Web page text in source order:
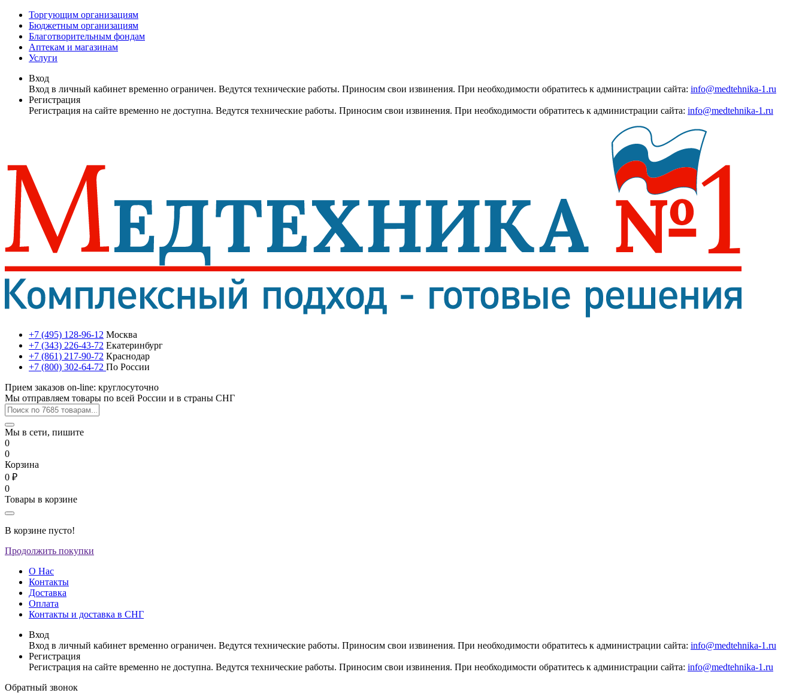
Торгующим организациям
Бюджетным организациям
Благотворительным фондам
Аптекам и магазинам
Услуги
Вход
Вход в личный кабинет временно ограничен. Ведутся технические работы. Приносим свои извинения. При необходимости обратитесь к администрации сайта: info@medtehnika-1.ru
Регистрация
Регистрация на сайте временно не доступна. Ведутся технические работы. Приносим свои извинения. При необходимости обратитесь к администрации сайта: info@medtehnika-1.ru
+7 (495) 128-96-12 Москва
+7 (343) 226-43-72 Екатеринбург
+7 (861) 217-90-72 Краснодар
+7 (800) 302-64-72 По России
Прием заказов on-line: круглосуточно
Мы отправляем товары по всей России и в страны СНГ
Мы в сети, пишите
0
0
Корзина
0 ₽
0
Товары в корзине
В корзине пусто!
Продолжить покупки
О Нас
Контакты
Доставка
Оплата
Контакты и доставка в СНГ
Вход
Вход в личный кабинет временно ограничен. Ведутся технические работы. Приносим свои извинения. При необходимости обратитесь к администрации сайта: info@medtehnika-1.ru
Регистрация
Регистрация на сайте временно не доступна. Ведутся технические работы. Приносим свои извинения. При необходимости обратитесь к администрации сайта: info@medtehnika-1.ru
Обратный звонок